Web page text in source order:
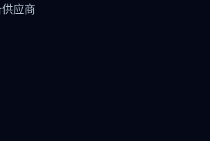
应商